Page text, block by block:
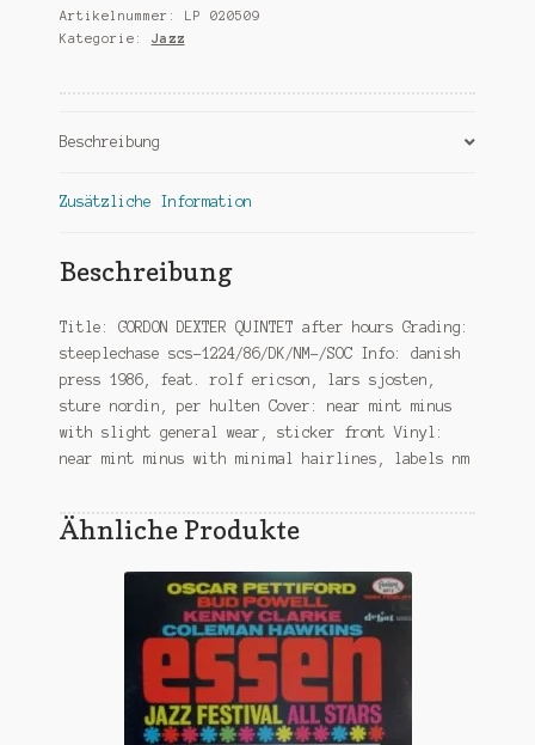
Menge
Artikelnummer: LP 020509
Kategorie: Jazz
Beschreibung
Zusätzliche Information
Beschreibung
Title: GORDON DEXTER QUINTET after hours Grading:
steeplechase scs-1224/86/DK/NM-/SOC Info: danish
press 1986, feat. rolf ericson, lars sjosten,
sture nordin, per hulten Cover: near mint minus
with slight general wear, sticker front Vinyl:
near mint minus with minimal hairlines, labels nm
Ähnliche Produkte